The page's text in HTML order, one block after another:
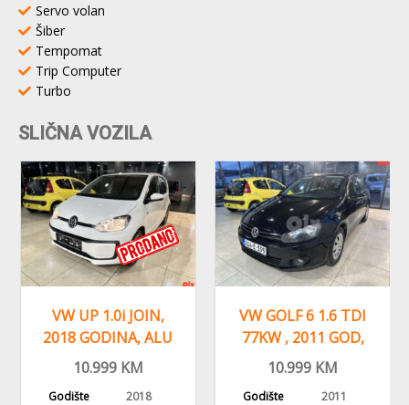
Servo volan
Šiber
Tempomat
Trip Computer
Turbo
SLIČNA VOZILA
VW UP 1.0i JOIN,
2018 GODINA, ALU
FELGE KLIMA
10.999KM
Godište
2018
VW GOLF 6 1.6 TDI
77KW , 2011 GOD,
REGISTROVAN,KLIMA
10.999 KM
Godište
2011